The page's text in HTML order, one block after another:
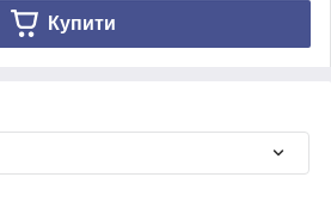
Купити